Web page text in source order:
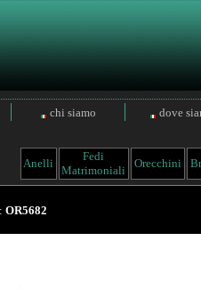
chi siamo dove
Anelli
Fedi
Matrimoniali
Orecchini
OR5682